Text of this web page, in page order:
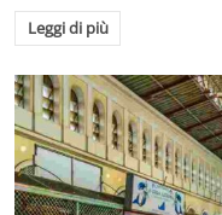
Leggi di più